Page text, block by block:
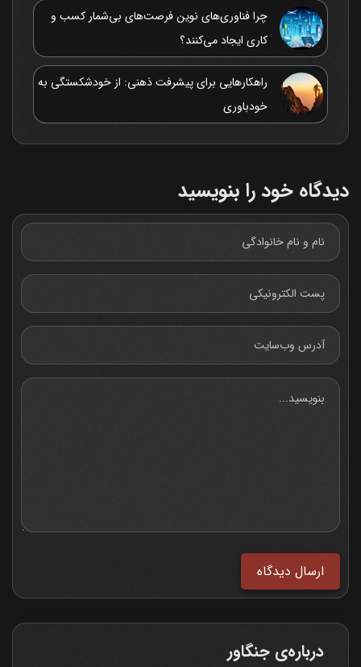
چرا فناوری‌های نوین فرصت‌های بی‌شمار کسب و
کاری ایجاد می‌کنند؟
راهکارهایی برای پیشرفت ذهنی: از خودشکستگی به
خودباوری
دیدگاه خود را بنویسید
ارسال دیدگاه
درباره‌ی جنگاور